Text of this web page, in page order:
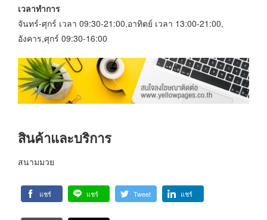
เวลาทำการ
จันทร์-ศุกร์ เวลา 09:30-21:00,อาทิตย์ เวลา 13:00-21:00,
อังคาร,ศุกร์ 09:30-16:00
สินค้าและบริการ
สนามมวย
แชร์ แชร์ Tweet แชร์